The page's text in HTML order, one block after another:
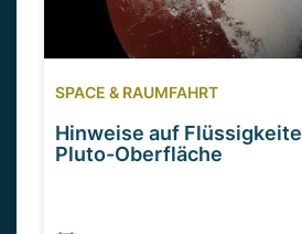
SPACE & RAUMFAHRT
Hinweise auf
Pluto-Oberfläche